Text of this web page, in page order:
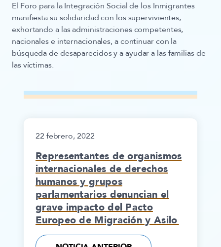
El Foro para la Integración Social de los Inmigrantes
manifiesta su solidaridad con los supervivientes,
exhortando a las administraciones competentes,
nacionales e internacionales, a continuar con la
búsqueda de desaparecidos y a ayudar a las familias de
las víctimas.
22 febrero, 2022
Representantes de organismos
internacionales de derechos
humanos y grupos
parlamentarios denuncian el
grave impacto del Pacto
Europeo de Migración y Asilo